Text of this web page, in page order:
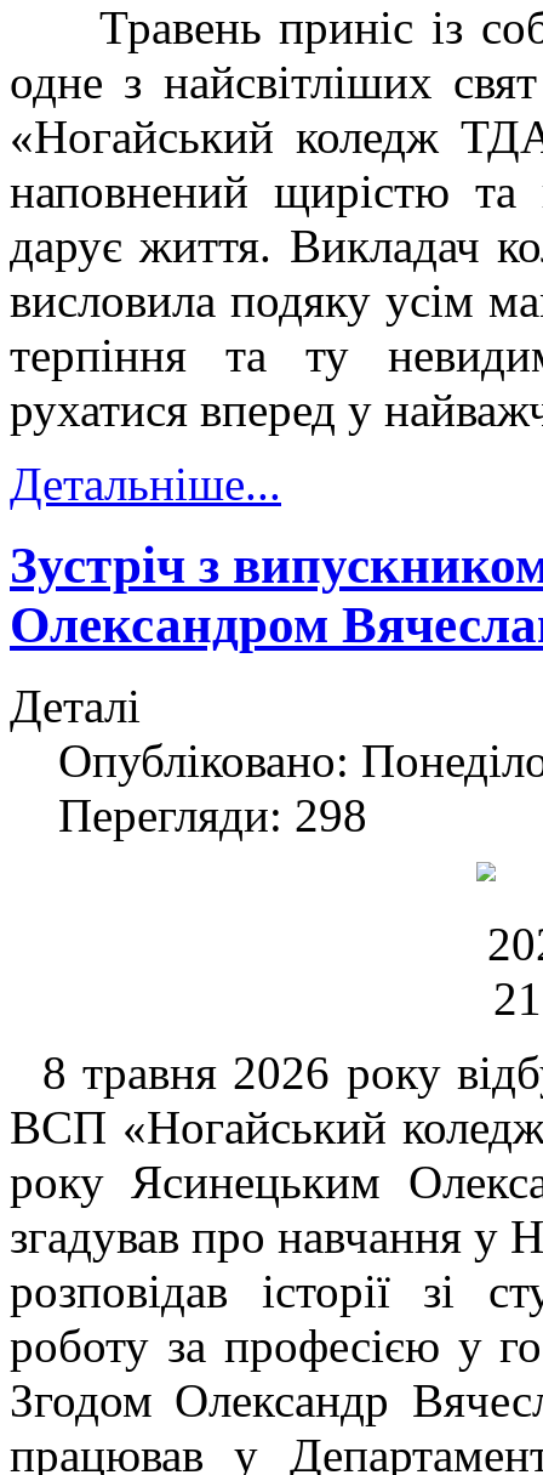
Травень приніс із
одне з найсвітліших
«Ногайський коледж
наповнений щирістю
дарує життя. Викладач
висловила подяку усім
терпіння та ту
рухатися вперед у
Детальніше...
Зустріч з
Олександром
Деталі
Опубліковано:
Перегляди: 298
8 травня 2026 року
ВСП «Ногайський
року Ясинецьким
згадував про навчання у
розповідав історії зі
роботу за професією у
Згодом Олександр
працював у